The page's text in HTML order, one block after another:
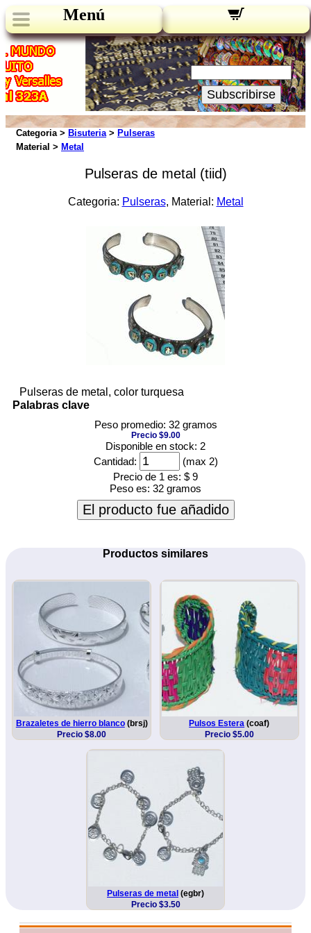
Menú
Novedades:
Su Email:
Subscribirse
Categoria > Bisuteria> Pulseras
Material > Metal
Pulseras de metal (tiid)
Categoria: Pulseras, Material: Metal
Pulseras de metal, color turquesa
Palabras clave
Peso promedio: 32 gramos
Precio $9.00
Disponible en stock: 2
Cantidad:
(max 2)
Precio de 1 es: $ 9
Peso es: 32 gramos
El producto fue añadido
Productos similares
Brazaletes de hierro blanco(brsj)
Precio $8.00
Pulsos Estera (coaf)
Precio $5.00
Pulseras de metal (egbr)
Precio $3.50